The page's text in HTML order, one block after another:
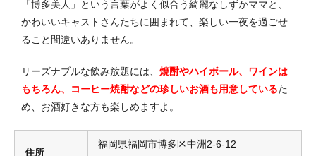
「博多美人」という言葉がよく似合う綺麗なしずかママと、
かわいいキャストさんたちに囲まれて、楽しい一夜を過ごせ
ること間違いありません。
リーズナブルな飲み放題には、 焼酎やハイボール、ワインは
もちろん、コーヒー焼酎などの珍しいお酒も用意しているた
め、お酒好きな方も楽しめますよ。
住所
福岡県福岡市博多区中洲2-6-12